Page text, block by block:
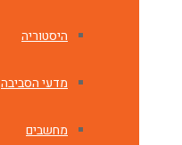
היסטוריה
מדעי הסביבה
מחשבים